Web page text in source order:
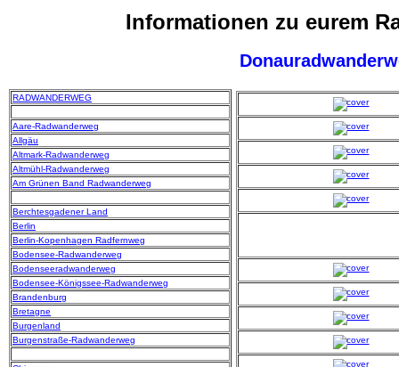
Informationen zu eurem
RADWANDERWEG
Aare-Radwanderweg
Allgäu
Altmark-Radwanderweg
Altmühl-Radwanderweg
Am Grünen Band Radwanderweg
Berchtesgadener Land
Berlin
Berlin-Kopenhagen Radfernweg
Bodensee-Radwanderweg
Bodenseeradwanderweg
Bodensee-Königssee-Radwanderweg
Brandenburg
Bretagne
Burgenland
Burgenstraße-Radwanderweg